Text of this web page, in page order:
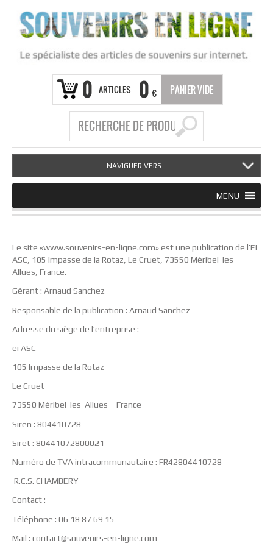
0 ARTICLES 0 € PANIER VIDE
NAVIGUER VERS...
MENU
Le site «www.souvenirs-en-ligne.com» est une publication de l’EI
ASC, 105 Impasse de la Rotaz, Le Cruet, 73550 Méribel-les-
Allues, France.
Gérant : Arnaud Sanchez
Responsable de la publication : Arnaud Sanchez
Adresse du siège de l’entreprise :
ei ASC
105 Impasse de la Rotaz
Le Cruet
73550 Méribel-les-Allues – France
Siren : 804410728
Siret : 80441072800021
Numéro de TVA intracommunautaire : FR42804410728
R.C.S. CHAMBERY
Contact :
Téléphone : 06 18 87 69 15
Mail : contact@souvenirs-en-ligne.com